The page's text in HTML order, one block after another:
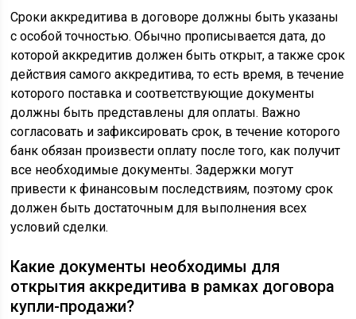
Сроки аккредитива в договоре должны быть указаны
с особой точностью. Обычно прописывается дата, до
которой аккредитив должен быть открыт, а также срок
действия самого аккредитива, то есть время, в течение
которого поставка и соответствующие документы
должны быть представлены для оплаты. Важно
согласовать и зафиксировать срок, в течение которого
банк обязан произвести оплату после того, как получит
все необходимые документы. Задержки могут
привести к финансовым последствиям, поэтому срок
должен быть достаточным для выполнения всех
условий сделки.
Какие документы необходимы для
открытия аккредитива в рамках договора
купли-продажи?